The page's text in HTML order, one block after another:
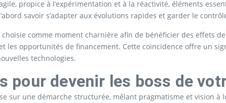
propice à l’expérimentation et à la réactivité, éléments
savoir s’adapter aux évolutions rapides et garder le
comme moment charnière afin de bénéficier des effets
les opportunités de financement. Cette coïncidence offre un
technologies.
pour devenir les boss de
sur une démarche structurée, mêlant pragmatisme et vision